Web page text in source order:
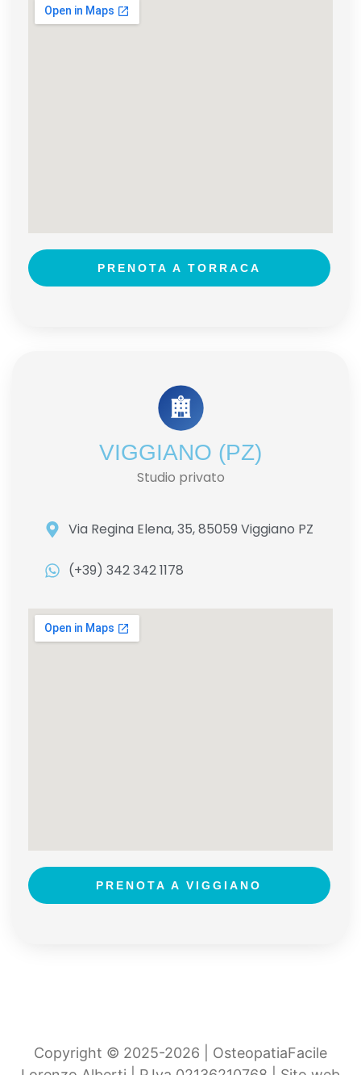
PRENOTA A TORRACA
VIGGIANO (PZ)
Studio privato
Via Regina Elena, 35, 85059 Viggiano PZ
(+39) 342 342 1178
PRENOTA A VIGGIANO
Copyright © 2025-2026 | OsteopatiaFacile